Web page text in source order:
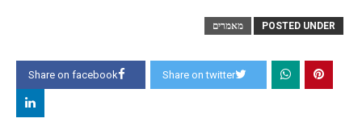
POSTED UNDER מאמרים
Share on facebook Share on twitter